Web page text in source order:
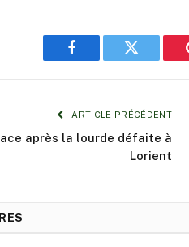
Facebook Twitter
ARTICLE PRÉCÉDENT
après la lourde défaite à
Lorient